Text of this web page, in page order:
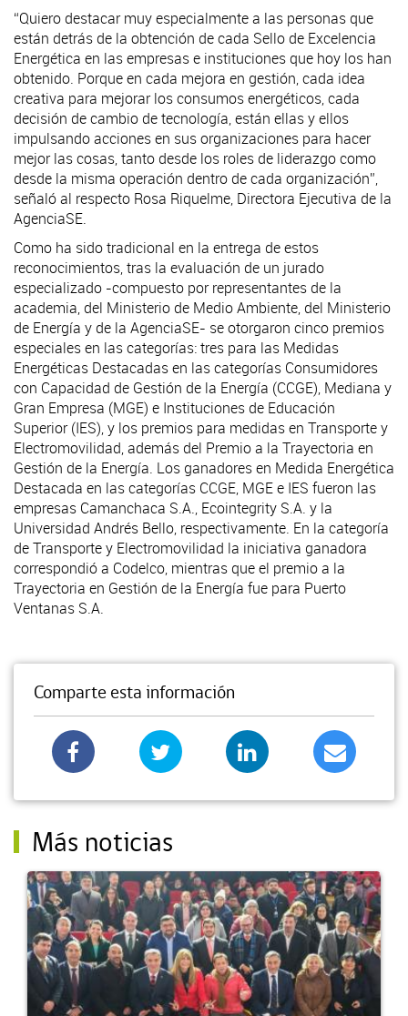
“Quiero destacar muy especialmente a las personas que
están detrás de la obtención de cada Sello de Excelencia
Energética en las empresas e instituciones que hoy los han
obtenido. Porque en cada mejora en gestión, cada idea
creativa para mejorar los consumos energéticos, cada
decisión de cambio de tecnología, están ellas y ellos
impulsando acciones en sus organizaciones para hacer
mejor las cosas, tanto desde los roles de liderazgo como
desde la misma operación dentro de cada organización”,
señaló al respecto Rosa Riquelme, Directora Ejecutiva de la
AgenciaSE.
Como ha sido tradicional en la entrega de estos
reconocimientos, tras la evaluación de un jurado
especializado -compuesto por representantes de la
academia, del Ministerio de Medio Ambiente, del Ministerio
de Energía y de la AgenciaSE- se otorgaron cinco premios
especiales en las categorías: tres para las Medidas
Energéticas Destacadas en las categorías Consumidores
con Capacidad de Gestión de la Energía (CCGE), Mediana y
Gran Empresa (MGE) e Instituciones de Educación
Superior (IES), y los premios para medidas en Transporte y
Electromovilidad, además del Premio a la Trayectoria en
Gestión de la Energía. Los ganadores en Medida Energética
Destacada en las categorías CCGE, MGE e IES fueron las
empresas Camanchaca S.A., Ecointegrity S.A. y la
Universidad Andrés Bello, respectivamente. En la categoría
de Transporte y Electromovilidad la iniciativa ganadora
correspondió a Codelco, mientras que el premio a la
Trayectoria en Gestión de la Energía fue para Puerto
Ventanas S.A.
Comparte esta información
Más noticias